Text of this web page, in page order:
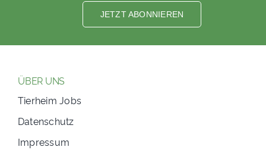
JETZT ABONNIEREN
ÜBER UNS
Tierheim Jobs
Datenschutz
Impressum